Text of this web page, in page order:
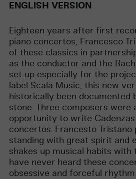
ENGLISH VERSION
Eighteen years after first
piano concertos, Francesco
of these classics in
as the conductor and the
set up especially for the
label Scala Music, this new
historically been documented
stone. Three composers were
opportunity to write
concertos. Francesto Tristano
standing with great spirit and
shakes up musical habits with
have never heard these
obsessive and forceful